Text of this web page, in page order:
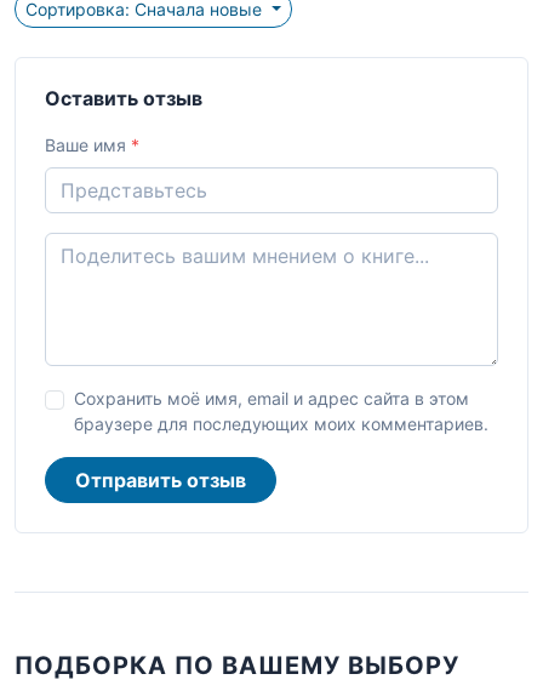
Сортировка: Сначала новые
Оставить отзыв
Ваше имя *
Сохранить моё имя, email и адрес сайта в этом
браузере для последующих моих комментариев.
Отправить отзыв
ПОДБОРКА ПО ВАШЕМУ ВЫБОРУ